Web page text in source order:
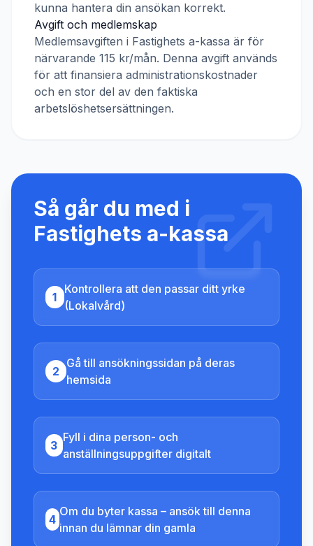
kunna hantera din ansökan korrekt.
Avgift och medlemskap
Medlemsavgiften i Fastighets a-kassa är för
närvarande 115 kr/mån. Denna avgift används
för att finansiera administrationskostnader
och en stor del av den faktiska
arbetslöshetsersättningen.
Så går du med i
Fastighets a-kassa
1
Kontrollera att den passar ditt yrke
(Lokalvård)
2
Gå till ansökningssidan på deras
hemsida
3
Fyll i dina person- och
anställningsuppgifter digitalt
4
Om du byter kassa – ansök till denna
innan du lämnar din gamla